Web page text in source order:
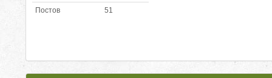
Постов
51